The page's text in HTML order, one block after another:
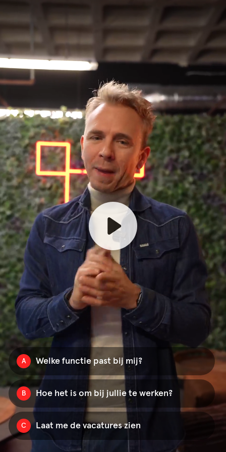
A Welke functie past bij mij?
B Hoe het is om bij jullie te werken?
C Laat me de vacatures zien